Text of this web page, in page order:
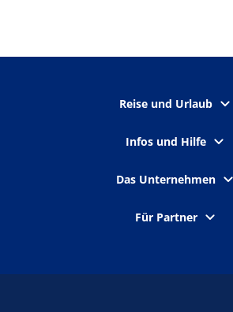
Reise und Urlaub
Infos und Hilfe
Das Unternehmen
Für Partner